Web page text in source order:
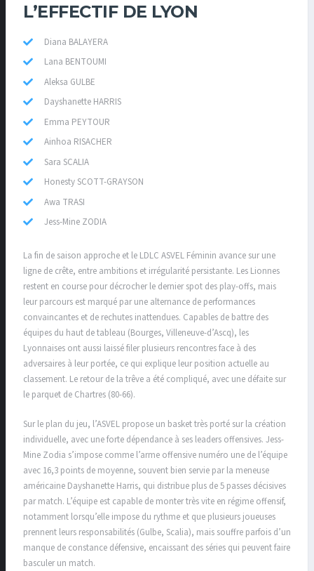
L’EFFECTIF DE LYON
Diana BALAYERA
Lana BENTOUMI
Aleksa GULBE
Dayshanette HARRIS
Emma PEYTOUR
Ainhoa RISACHER
Sara SCALIA
Honesty SCOTT-GRAYSON
Awa TRASI
Jess-Mine ZODIA
La fin de saison approche et le LDLC ASVEL Féminin avance sur une
ligne de crête, entre ambitions et irrégularité persistante. Les Lionnes
restent en course pour décrocher le dernier spot des play-offs, mais
leur parcours est marqué par une alternance de performances
convaincantes et de rechutes inattendues. Capables de battre des
équipes du haut de tableau (Bourges, Villeneuve-d’Ascq), les
Lyonnaises ont aussi laissé filer plusieurs rencontres face à des
adversaires à leur portée, ce qui explique leur position actuelle au
classement. Le retour de la trêve a été compliqué, avec une défaite sur
le parquet de Chartres (80-66).
Sur le plan du jeu, l’ASVEL propose un basket très porté sur la création
individuelle, avec une forte dépendance à ses leaders offensives. Jess-
Mine Zodia s’impose comme l’arme offensive numéro une de l’équipe
avec 16,3 points de moyenne, souvent bien servie par la meneuse
américaine Dayshanette Harris, qui distribue plus de 5 passes décisives
par match. L’équipe est capable de monter très vite en régime offensif,
notamment lorsqu’elle impose du rythme et que plusieurs joueuses
prennent leurs responsabilités (Gulbe, Scalia), mais souffre parfois d’un
manque de constance défensive, encaissant des séries qui peuvent faire
basculer un match.